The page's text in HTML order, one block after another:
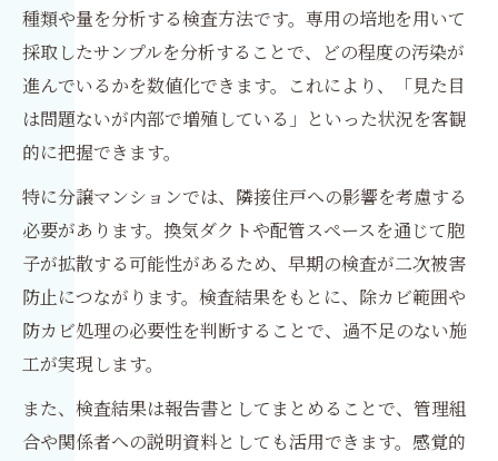
種類や量を分析する検査方法です。専用の培地を用いて
採取したサンプルを分析することで、どの程度の汚染が
進んでいるかを数値化できます。これにより、「見た目
は問題ないが内部で増殖している」といった状況を客観
的に把握できます。
特に分譲マンションでは、隣接住戸への影響を考慮する
必要があります。換気ダクトや配管スペースを通じて胞
子が拡散する可能性があるため、早期の検査が二次被害
防止につながります。検査結果をもとに、除カビ範囲や
防カビ処理の必要性を判断することで、過不足のない施
工が実現します。
また、検査結果は報告書としてまとめることで、管理組
合や関係者への説明資料としても活用できます。感覚的